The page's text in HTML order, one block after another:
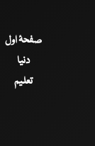
صفحۂ اول
دنیا
تعلیم